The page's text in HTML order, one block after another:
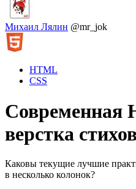
Михаил Лялин @mr_jok
HTML
CSS
Современная
верстка
Каковы текущие лучшие
в несколько колонок?